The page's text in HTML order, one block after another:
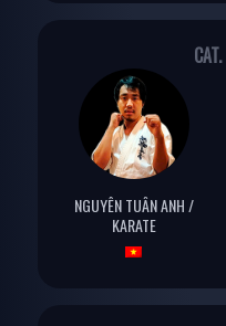
CAT.
NGUYÊN TUÂN ANH /
KARATE